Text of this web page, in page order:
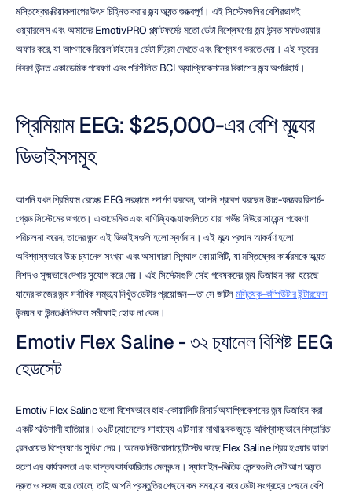
মস্তিষ্কের ক্রিয়াকলাপের উৎস চিহ্নিত করার জন্য অত্যন্ত গুরুত্বপূর্ণ। এই সিস্টেমগুলির বেশিরভাগই
ওয়্যারলেস এবং আমাদের EmotivPRO প্ল্যাটফর্মের মতো ডেটা বিশ্লেষণের জন্য উন্নত সফটওয়্যার
অফার করে, যা আপনাকে রিয়েল টাইমে র ডেটা স্ট্রিম দেখতে এবং বিশ্লেষণ করতে দেয়। এই স্তরের
বিবরণ উন্নত একাডেমিক গবেষণা এবং পরিশীলিত BCI অ্যাপ্লিকেশনের বিকাশের জন্য অপরিহার্য।
প্রিমিয়াম EEG: $25,000-এর বেশি মূল্যের
ডিভাইসসমূহ
আপনি যখন প্রিমিয়াম রেঞ্জের EEG সরঞ্জামে পদার্পণ করবেন, আপনি প্রবেশ করছেন উচ্চ-ঘনত্বের রিসার্চ-
গ্রেড সিস্টেমের জগতে। একাডেমিক এবং বাণিজ্যিক ল্যাবগুলিতে যারা গভীর নিউরোসায়েন্স গবেষণা
পরিচালনা করেন, তাদের জন্য এই ডিভাইসগুলি হলো স্বর্ণমান। এই মূল্যে প্রধান আকর্ষণ হলো
অবিশ্বাস্যভাবে উচ্চ চ্যানেল সংখ্যা এবং অসাধারণ সিগন্যাল কোয়ালিটি, যা মস্তিষ্কের কার্যক্রমকে অত্যন্ত
বিশদ ও সূক্ষ্মভাবে দেখার সুযোগ করে দেয়। এই সিস্টেমগুলি সেই গবেষকদের জন্য ডিজাইন করা হয়েছে
যাদের কাজের জন্য সর্বাধিক সম্ভাব্য নিখুঁত ডেটার প্রয়োজন—তা সে জটিল মস্তিষ্ক-কম্পিউটার ইন্টারফেস
উন্নয়ন বা উন্নত ক্লিনিকাল সমীক্ষাই হোক না কেন।
Emotiv Flex Saline - ৩২ চ্যানেল বিশিষ্ট EEG
হেডসেট
Emotiv Flex Saline হলো বিশেষভাবে হাই-কোয়ালিটি রিসার্চ অ্যাপ্লিকেশনের জন্য ডিজাইন করা
একটি শক্তিশালী হাতিয়ার। ৩২টি চ্যানেলের সাহায্যে এটি সারা মাথার ত্বক জুড়ে অবিশ্বাস্যভাবে বিস্তারিত
ব্রেনওয়েভ বিশ্লেষণের সুবিধা দেয়। অনেক নিউরোসায়েন্টিস্টের কাছে Flex Saline প্রিয় হওয়ার কারণ
হলো এর কার্যক্ষমতা এবং বাস্তব কার্যকারিতার মেলবন্ধন। স্যালাইন-ভিত্তিক সেন্সরগুলি সেট আপ অত্যন্ত
দ্রুত ও সহজ করে তোলে, তাই আপনি প্রস্তুতির পেছনে কম সময় ব্যয় করে ডেটা সংগ্রহের পেছনে বেশি